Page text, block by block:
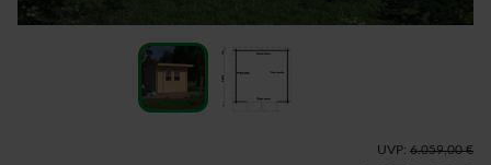
UVP: 6.059,00 €